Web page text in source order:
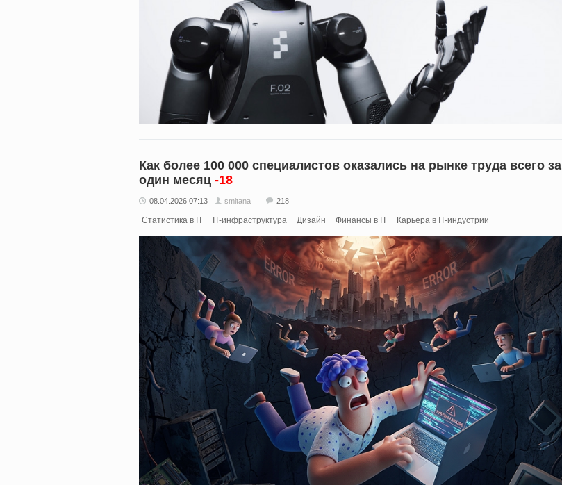
Как более 100 000 специалистов оказались на рынке труда всего за
один месяц -18
08.04.2026 07:13 smitana 218
Статистика в IT IT-инфраструктура Дизайн Финансы в IT Карьера в IT-индустрии